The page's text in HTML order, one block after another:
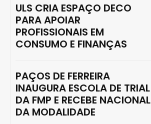
ULS CRIA ESPAÇO DECO
PARA APOIAR
PROFISSIONAIS EM
CONSUMO E FINANÇAS
PAÇOS DE FERREIRA
INAUGURA ESCOLA DE TRIAL
DA FMP E RECEBE NACIONAL
DA MODALIDADE